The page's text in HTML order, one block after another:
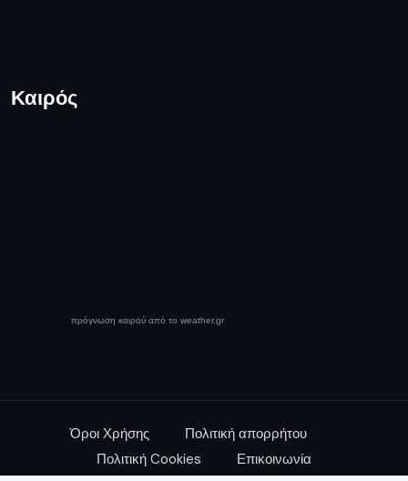
Καιρός
πρόγνωση καιρού από το weather.gr
Όροι Χρήσης
Πολιτική απορρήτου
Πολιτική Cookies
Επικοινωνία